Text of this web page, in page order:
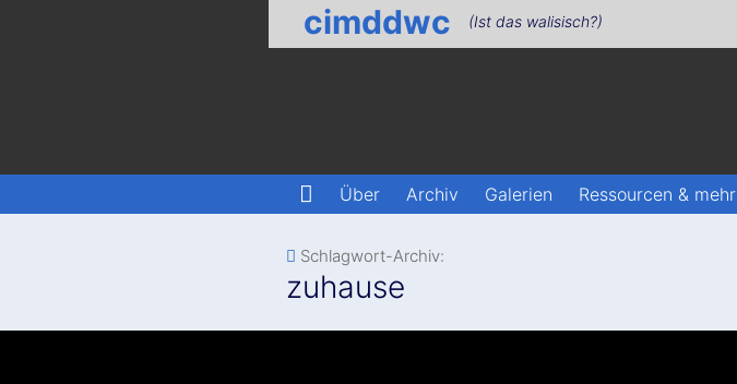
cimddwc (Ist das walisisch?)
Über Archiv Galerien Ressourcen & mehr
Schlagwort-Archiv:
zuhause